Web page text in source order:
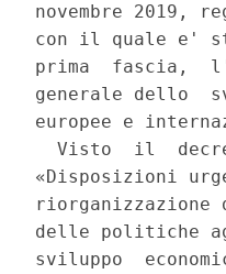
novembre 2019,
con il quale e'
prima  fascia,
generale dello
europee e
Visto  il
«Disposizioni
delle politiche
sviluppo